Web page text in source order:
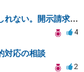
誹謗中傷に当たる内容を投稿したかもしれない。開示請求や民事刑事裁判に発展しうるのか教えて欲しい。
4
対応の相談
2